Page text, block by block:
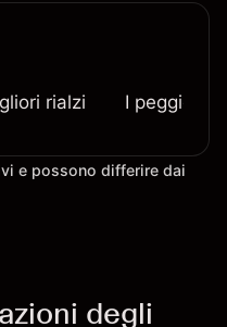
rialzi I peggiori
e possono differire dai
degli